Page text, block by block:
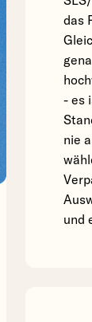
das
- es
nie
und